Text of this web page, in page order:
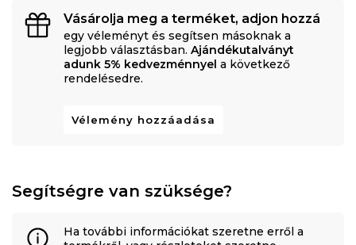
Vásárolja meg a terméket, adjon hozzá
egy véleményt és segítsen másoknak a
legjobb választásban. Ajándékutalványt
adunk 5% kedvezménnyel a következő
rendelésedre.
Vélemény hozzáadása
Segítségre van szüksége?
Ha további információkat szeretne erről a